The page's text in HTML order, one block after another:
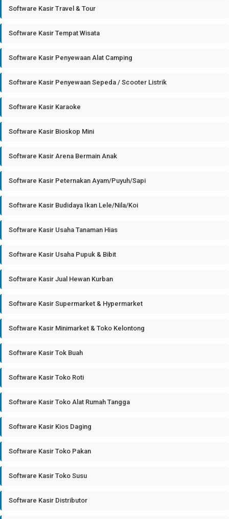
Software Kasir Travel & Tour
Software Kasir Tempat Wisata
Software Kasir Penyewaan Alat Camping
Software Kasir Penyewaan Sepeda / Scooter Listrik
Software Kasir Karaoke
Software Kasir Bioskop Mini
Software Kasir Arena Bermain Anak
Software Kasir Peternakan Ayam/Puyuh/Sapi
Software Kasir Budidaya Ikan Lele/Nila/Koi
Software Kasir Usaha Tanaman Hias
Software Kasir Usaha Pupuk & Bibit
Software Kasir Jual Hewan Kurban
Software Kasir Supermarket & Hypermarket
Software Kasir Minimarket & Toko Kelontong
Software Kasir Tok Buah
Software Kasir Toko Roti
Software Kasir Toko Alat Rumah Tangga
Software Kasir Kios Daging
Software Kasir Toko Pakan
Software Kasir Toko Susu
Software Kasir Distributor